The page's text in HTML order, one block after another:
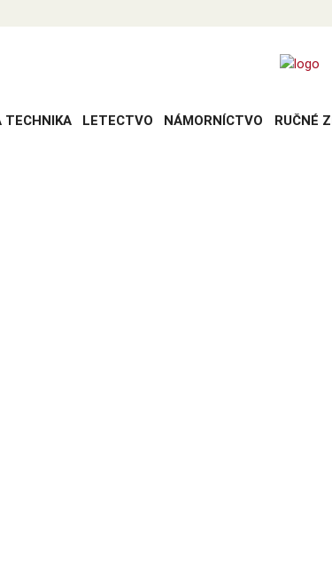
TECHNIKA LETECTVO NÁMORNÍCTVO RUČNÉ